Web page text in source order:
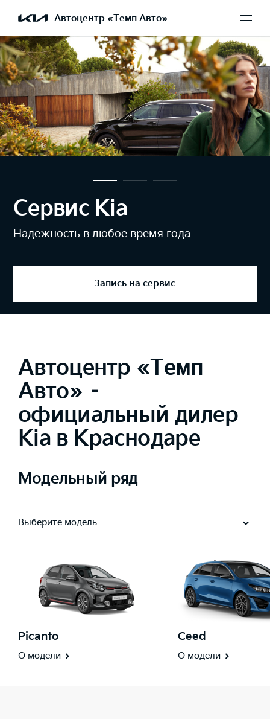
Автоцентр «Темп Авто»
Сервис Kia
Надежность в любое время года
Запись на сервис
Автоцентр «Темп
Авто» –
официальный дилер
Kia в Краснодаре
Модельный ряд
Выберите модель
Picanto
О модели
Ceed
О модели